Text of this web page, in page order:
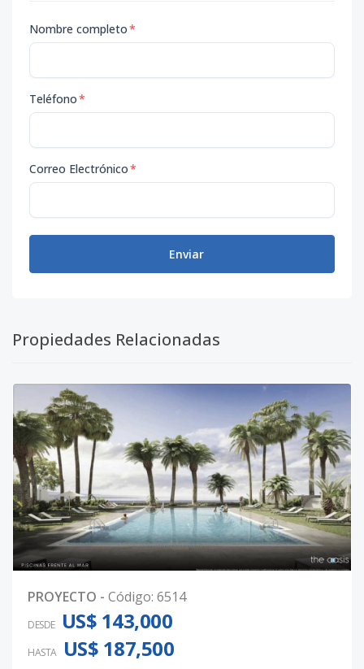
Nombre completo*
Teléfono*
Correo Electrónico*
Enviar
Propiedades Relacionadas
PROYECTO - Código: 6514
DESDE US$ 143,000
HASTA US$ 187,500